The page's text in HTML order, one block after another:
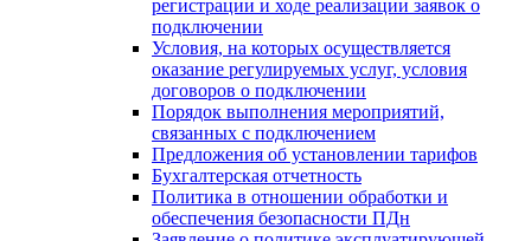
регистрации и ходе реализации заявок о
подключении
Условия, на которых осуществляется
оказание регулируемых услуг, условия
договоров о подключении
Порядок выполнения мероприятий,
связанных с подключением
Предложения об установлении тарифов
Бухгалтерская отчетность
Политика в отношении обработки и
обеспечения безопасности ПДн